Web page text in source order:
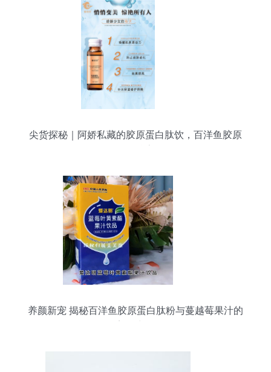
尖货探秘｜阿娇私藏的胶原蛋白肽饮，百洋鱼胶原
养颜新宠 揭秘百洋鱼胶原蛋白肽粉与蔓越莓果汁的